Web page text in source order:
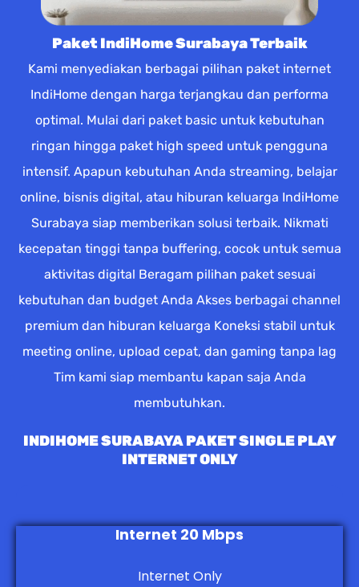
Paket IndiHome Surabaya Terbaik
Kami menyediakan berbagai pilihan paket internet
IndiHome dengan harga terjangkau dan performa
optimal. Mulai dari paket basic untuk kebutuhan
ringan hingga paket high speed untuk pengguna
intensif. Apapun kebutuhan Anda streaming, belajar
online, bisnis digital, atau hiburan keluarga IndiHome
Surabaya siap memberikan solusi terbaik. Nikmati
kecepatan tinggi tanpa buffering, cocok untuk semua
aktivitas digital Beragam pilihan paket sesuai
kebutuhan dan budget Anda Akses berbagai channel
premium dan hiburan keluarga Koneksi stabil untuk
meeting online, upload cepat, dan gaming tanpa lag
Tim kami siap membantu kapan saja Anda
membutuhkan.
INDIHOME SURABAYA PAKET SINGLE PLAY
INTERNET ONLY
Internet 20 Mbps
Internet Only